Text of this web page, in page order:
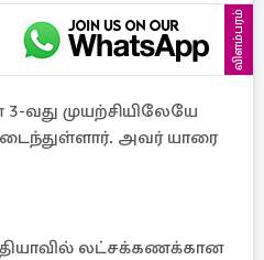
விளம்பரம்
வது முயற்சியிலேயே
அவர் யாரை
லட்சக்கணக்கான